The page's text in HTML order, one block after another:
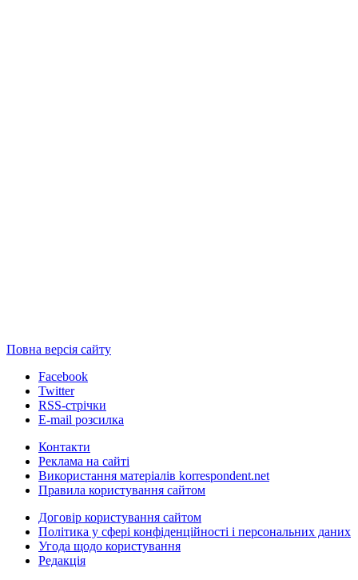
Повна версія сайту
Facebook
Twitter
RSS-стрічки
E-mail розсилка
Контакти
Реклама на сайті
Використання матеріалів korrespondent.net
Правила користування сайтом
Договір користування сайтом
Політика у сфері конфіденційності і персональних даних
Угода щодо користування
Редакція